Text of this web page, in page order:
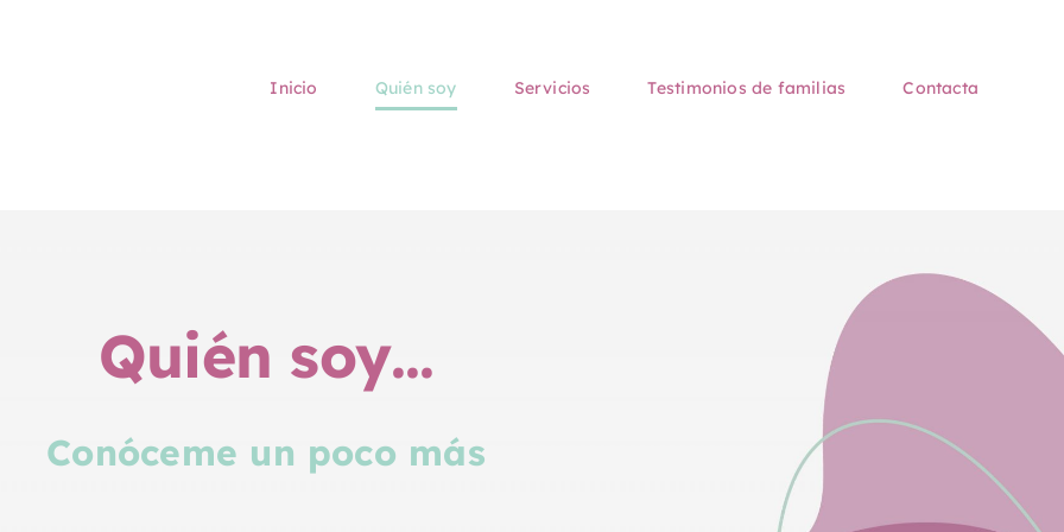
Inicio Quién soy Servicios Testimonios de familias Contacta
Quién soy…
Conóceme un poco más